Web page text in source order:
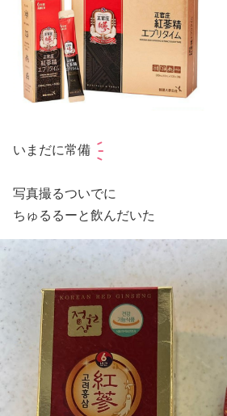
いまだに常備
写真撮るついでに
ちゅるるーと飲んだいた